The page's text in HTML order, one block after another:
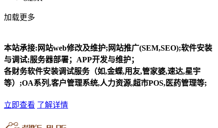
加载更多
本站承接:网站web修改及维护;网站推广(SEM,SEO);软件安装
与调试;服务器部署；APP开发与维护；
各财务软件安装调试服务（如,金蝶,用友,管家婆,速达,星宇
等）;OA系列,客户管理系统,人力资源,超市POS,医药管理等;
立即查看 了解详情